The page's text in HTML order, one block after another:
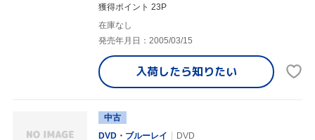
獲得ポイント 23P
在庫なし
発売年月日：2005/03/15
入荷したら知りたい
中古
DVD・ブルーレイ
DVD